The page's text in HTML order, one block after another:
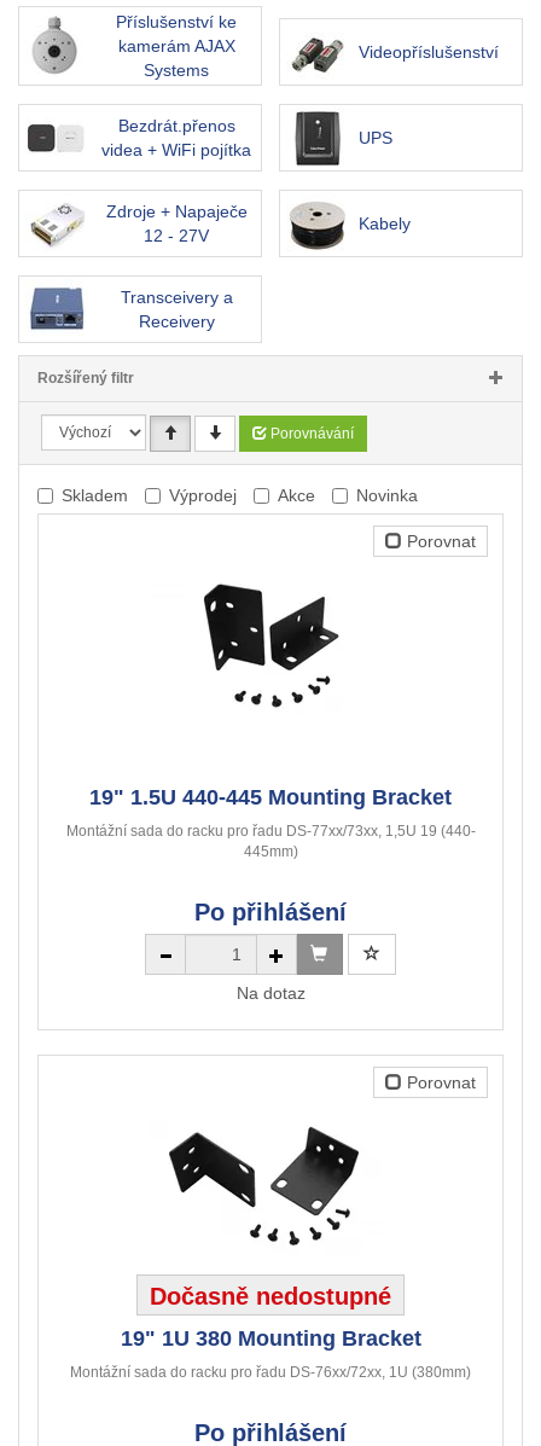
Příslušenství ke
kamerám AJAX
Systems
Videopříslušenství
Bezdrát.přenos
videa + WiFi pojítka
UPS
Zdroje + Napaječe
12 - 27V
Kabely
Transceivery a
Receivery
Rozšířený filtr
Porovnávání
Skladem Výprodej Akce Novinka
Porovnat
19" 1.5U 440-445 Mounting Bracket
Montážní sada do racku pro řadu DS-77xx/73xx, 1,5U 19 (440-
445mm)
Po přihlášení
Na dotaz
Porovnat
Dočasně nedostupné
19" 1U 380 Mounting Bracket
Montážní sada do racku pro řadu DS-76xx/72xx, 1U (380mm)
Po přihlášení